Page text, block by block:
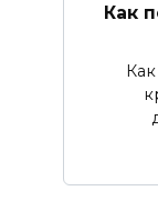
Как